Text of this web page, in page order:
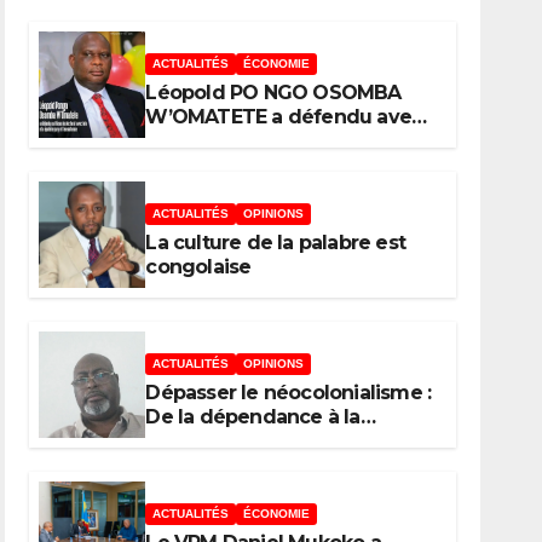
à la fraude, au
détournement, à la
corruption »
ACTUALITÉS ÉCONOMIE
Léopold PO NGO OSOMBA
W’OMATETE a défendu avec
aux biens et services sociaux
de base dans la Ville Province
de Kinshasa », devant le jury
ACTUALITÉS OPINIONS
La culture de la palabre est
congolaise
ACTUALITÉS OPINIONS
Dépasser le néocolonialisme :
De la dépendance à la
ACTUALITÉS ÉCONOMIE